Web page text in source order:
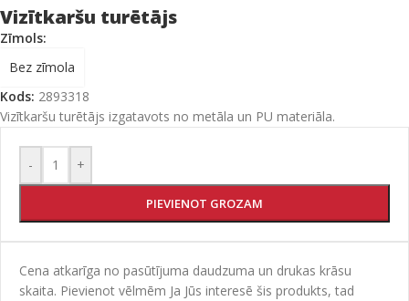
Vizītkaršu turētājs
Zīmols:
Bez zīmola
Kods: 2893318
Vizītkaršu turētājs izgatavots no metāla un PU materiāla.
- +
PIEVIENOT GROZAM
Cena atkarīga no pasūtījuma daudzuma un drukas krāsu
skaita. Pievienot vēlmēm Ja Jūs interesē šis produkts, tad